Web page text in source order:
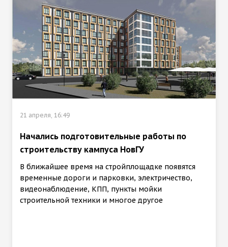
21 апреля, 16:49
Начались подготовительные работы по
строительству кампуса НовГУ
В ближайшее время на стройплощадке появятся
временные дороги и парковки, электричество,
видеонаблюдение, КПП, пункты мойки
строительной техники и многое другое